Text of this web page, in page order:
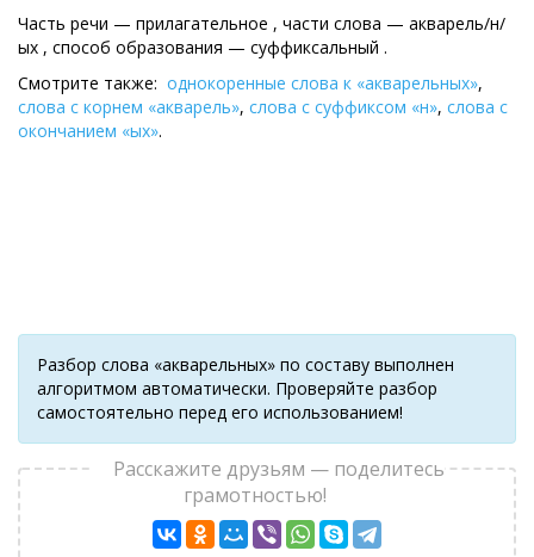
Часть речи — прилагательное , части слова — акварель/н/
ых , cпособ образования — суффиксальный .
Смотрите также: однокоренные слова к «акварельных»,
слова с корнем «акварель», слова с суффиксом «н», слова с
окончанием «ых».
Разбор слова «акварельных» по составу выполнен
алгоритмом автоматически. Проверяйте разбор
самостоятельно перед его использованием!
Расскажите друзьям — поделитесь
грамотностью!